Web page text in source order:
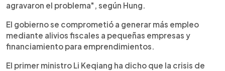
agravaron el problema", según Hung.
El gobierno se comprometió a generar más empleo
mediante alivios fiscales a pequeñas empresas y
financiamiento para emprendimientos.
El primer ministro Li Keqiang ha dicho que la crisis de